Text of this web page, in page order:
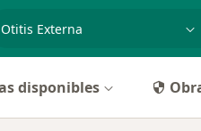
disponibles